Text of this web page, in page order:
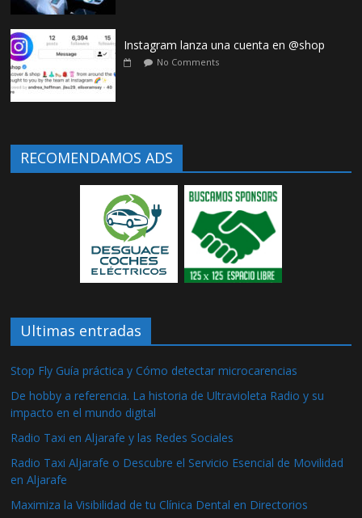
Instagram lanza una cuenta en @shop
No Comments
RECOMENDAMOS ADS
Ultimas entradas
Stop Fly Guía práctica y Cómo detectar microcarencias
De hobby a referencia. La historia de Ultravioleta Radio y su
impacto en el mundo digital
Radio Taxi en Aljarafe y las Redes Sociales
Radio Taxi Aljarafe o Descubre el Servicio Esencial de Movilidad
en Aljarafe
Maximiza la Visibilidad de tu Clínica Dental en Directorios